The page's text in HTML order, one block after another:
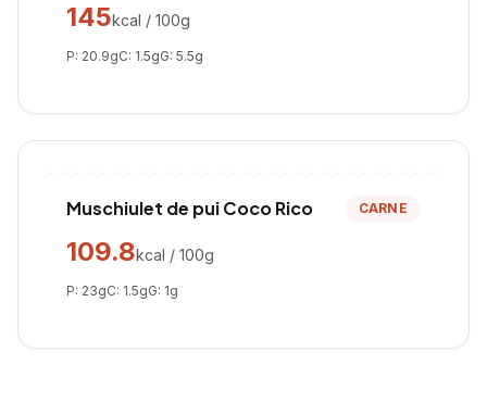
145kcal / 100g
P: 20.9gC: 1.5gG: 5.5g
Muschiulet de pui Coco Rico CARNE
109.8kcal / 100g
P: 23gC: 1.5gG: 1g